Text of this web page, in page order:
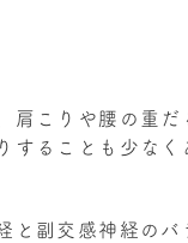
肩こりや腰の重だ
ることも少なく
と副交感神経のバ